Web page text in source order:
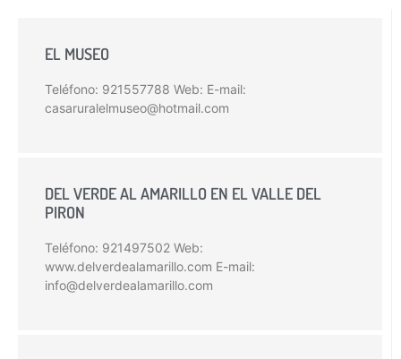
EL MUSEO
Teléfono: 921557788 Web: E-mail:
casaruralelmuseo@hotmail.com
DEL VERDE AL AMARILLO EN EL VALLE DEL
PIRON
Teléfono: 921497502 Web:
www.delverdealamarillo.com E-mail:
info@delverdealamarillo.com